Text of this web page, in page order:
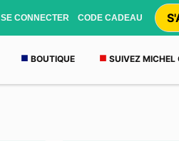
SE CONNECTER CODE CADEAU
BOUTIQUE SUIVEZ MICHEL